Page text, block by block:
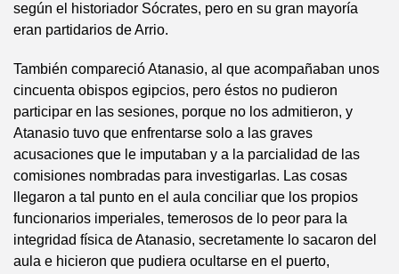
según el historiador Sócrates, pero en su gran mayoría
eran partidarios de Arrio.
También compareció Atanasio, al que acompañaban unos
cincuenta obispos egipcios, pero éstos no pudieron
participar en las sesiones, porque no los admitieron, y
Atanasio tuvo que enfrentarse solo a las graves
acusaciones que le imputaban y a la parcialidad de las
comisiones nombradas para investigarlas. Las cosas
llegaron a tal punto en el aula conciliar que los propios
funcionarios imperiales, temerosos de lo peor para la
integridad física de Atanasio, secretamente lo sacaron del
aula e hicieron que pudiera ocultarse en el puerto,